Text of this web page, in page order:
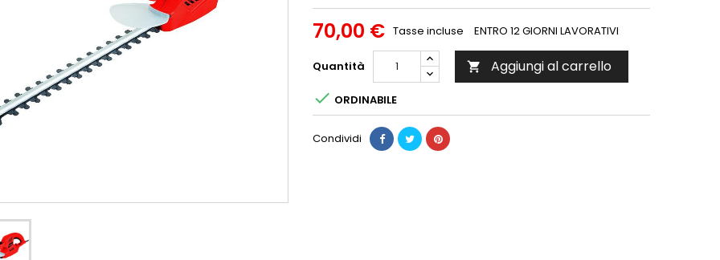
70,00 € Tasse incluse ENTRO 12 GIORNI LAVORATIVI
Quantità  Aggiungi al carrello
 ORDINABILE
Condividi